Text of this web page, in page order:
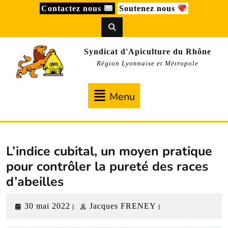
Contactez nous Soutenez nous
Syndicat d'Apiculture du Rhône
Région Lyonnaise et Métropole
Menu
L’indice cubital, un moyen pratique
pour contrôler la pureté des races
d’abeilles
30 mai 2022 30
| Jacques FRENEY Jacques
|